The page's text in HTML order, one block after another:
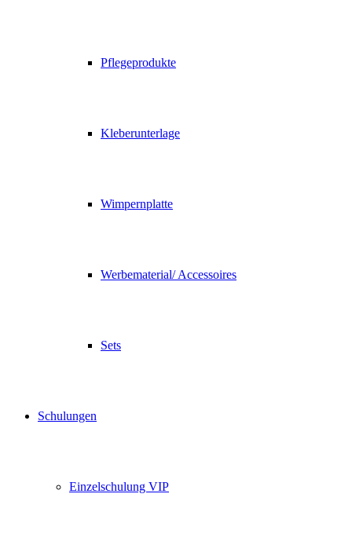
Pflegeprodukte
Kleberunterlage
Wimpernplatte
Werbematerial/ Accessoires
Sets
Schulungen
Einzelschulung VIP